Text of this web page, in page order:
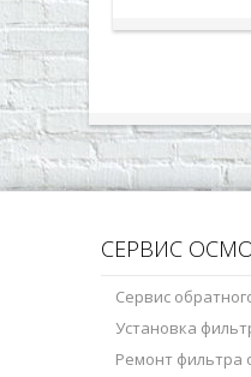
СЕРВИС
Сервис
Установка
Ремонт фильтра